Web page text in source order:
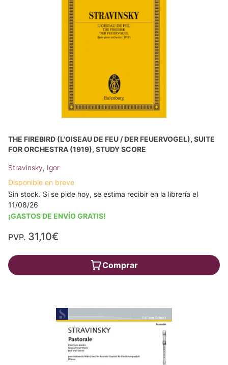
THE FIREBIRD (L'OISEAU DE FEU / DER FEUERVOGEL), SUITE
FOR ORCHESTRA (1919), STUDY SCORE
Stravinsky, Igor
Disponible en breve
Sin stock. Si se pide hoy, se estima recibir en la librería el
11/08/26
¡GASTOS DE ENVÍO GRATIS!
PVP. 31,10€
Comprar